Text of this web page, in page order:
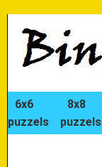
6x6
puzzels
8x8
puzzels